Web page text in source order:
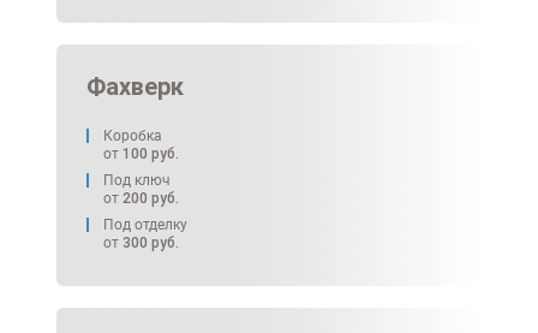
Фахверк
Коробка
от 100 руб.
Под ключ
от 200 руб.
Под отделку
от 300 руб.